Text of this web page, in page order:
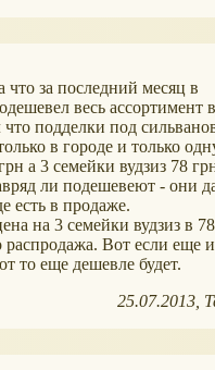
что за последний месяц в
весь ассортимент
подделки под
в городе и только
а 3 семейки вудзиз 78
ли подешевеют - они
есть в продаже.
на 3 семейки вудзиз в
распродажа. Вот если еще и
то еще дешевле будет.
25.07.2013